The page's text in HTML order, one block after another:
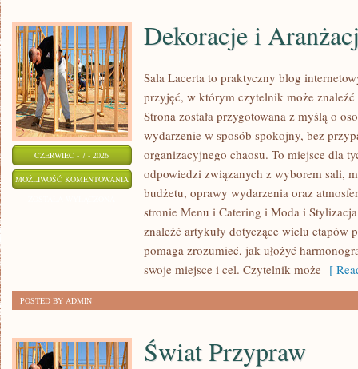
CZERWIEC - 7 - 2026
MOŻLIWOŚĆ KOMENTOWANIA DEKORACJE
ARANŻACJE
Dekoracje i
Sala Lacerta to praktyczny blog
przyjęć, w którym czytelnik może
Strona została przygotowana z myślą o
wydarzenie w sposób spokojny, bez
organizacyjnego chaosu. To miejsce dla
odpowiedzi związanych z wyborem sali,
budżetu, oprawy wydarzenia oraz
stronie Menu i Catering i Moda i
znaleźć artykuły dotyczące wielu etapów
pomaga zrozumieć, jak ułożyć
swoje miejsce i cel. Czytelnik może [
POSTED BY ADMIN
Świat Przypraw